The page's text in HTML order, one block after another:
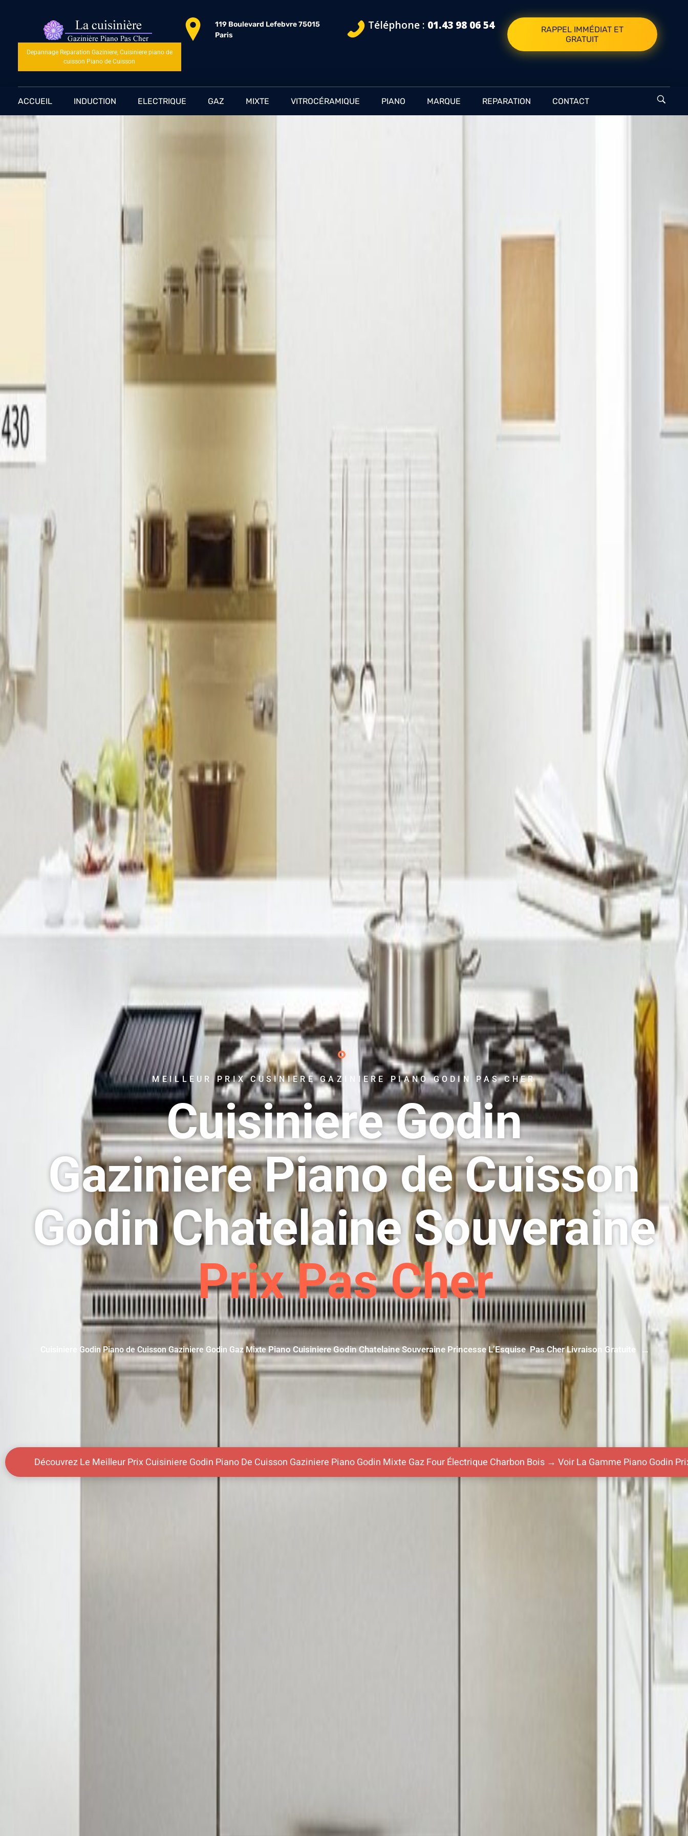
Depannage Reparation Gaziniere, Cuisiniere piano de
cuisson Piano de Cuisson
119 Boulevard Lefebvre 75015
Paris
Téléphone : 01.43 98 06 54
RAPPEL IMMÉDIAT ET
GRATUIT
ACCUEIL INDUCTION ELECTRIQUE GAZ MIXTE VITROCÉRAMIQUE PIANO MARQUE REPARATION CONTACT
MEILLEUR PRIX CUSINIERE GAZINIERE PIANO GODIN PAS CHER
Cuisiniere Godin
Gaziniere Piano de Cuisson
Godin Chatelaine Souveraine
Prix Pas Cher
Cuisiniere Godin Piano de Cuisson Gaziniere Godin Gaz MixtePiano Cuisiniere Godin Chatelaine Souveraine Princesse L’Esquise Pas Cher Livraison Gratuite …
Découvrez Le Meilleur Prix Cuisiniere Godin Piano De Cuisson Gaziniere Piano Godin Mixte Gaz Four Électrique Charbon Bois → Voir La Gamme Piano Godin